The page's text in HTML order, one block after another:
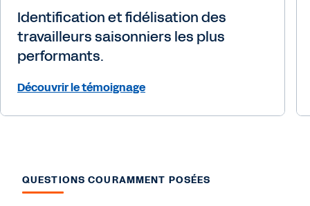
Identification et fidélisation des
travailleurs saisonniers les plus
performants.
Découvrir le témoignage
QUESTIONS COURAMMENT POSÉES